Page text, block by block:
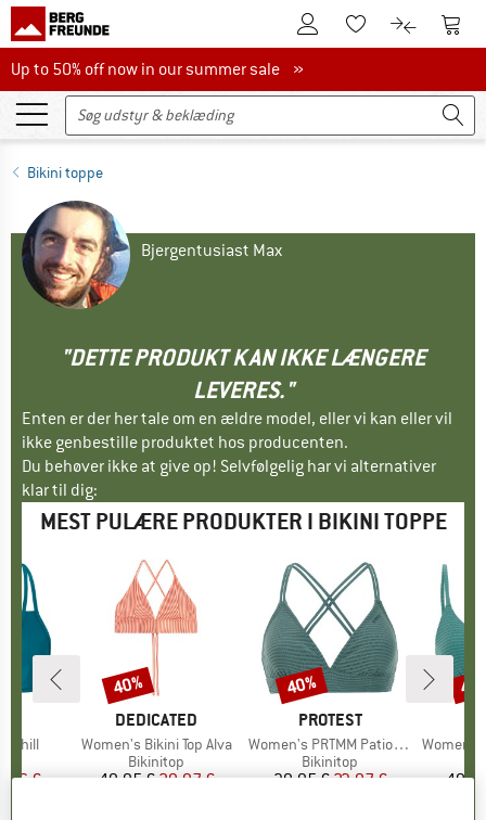
Til kundekontoenTil huskesedlen.
Til Til
Up to 50% off now in our summer sale
Up to 50% off now in our summer sale »
Bikini toppe
Bjergentusiast Max
"DETTE PRODUKT KAN IKKE LÆNGERE
LEVERES."
Enten er der her tale om en ældre model, eller vi kan eller vil
ikke genbestille produktet hos producenten.
Du behøver ikke at give op! Selvfølgelig har vi alternativer
klar til dig:
MEST PULÆRE PRODUKTER I BIKINI TOPPE
Chill
pris
€
MÆRKE
DEDICATED
Artikel
Women's Bikini Top Alva
Produktgruppe
Bikinitop
Pris
49,95 €Nedsat pris
29,97 €
Rabat
40%
MÆRKE
PROTEST
Artikel
Women's PRTMM Patio Triangle
Produktgruppe
Bikinitop
Pris
39,95 €Nedsat pris
23,97 €
Rabat
40%
Artikel
Women's